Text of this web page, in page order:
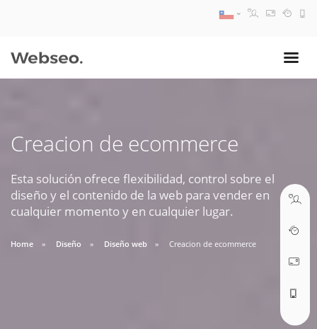
Creacion de ecommerce
Esta solución ofrece flexibilidad, control sobre el
diseño y el contenido de la web para vender en
cualquier momento y en cualquier lugar.
Home Diseño Diseño web Creacion de ecommerce
09:30 AM A 18:30 PM
soporte@webseo.cl
ABRIR TICKET